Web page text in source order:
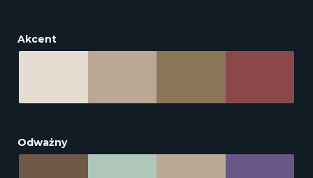
Akcent
Odważny